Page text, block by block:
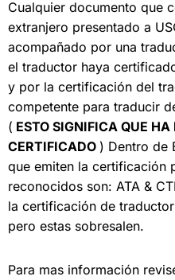
Cualquier documento que
extranjero presentado a
acompañado por una
el traductor haya
y por la certificación del
competente para traducir
( ESTO SIGNIFICA QUE
CERTIFICADO ) Dentro de
que emiten la certificación
reconocidos son: ATA &
la certificación de
pero estas sobresalen.
Para mas información